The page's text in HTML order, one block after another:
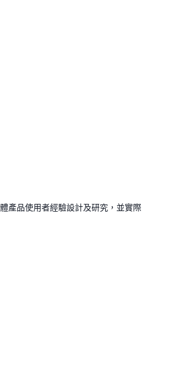
產品使用者經驗設計及研究，並實際